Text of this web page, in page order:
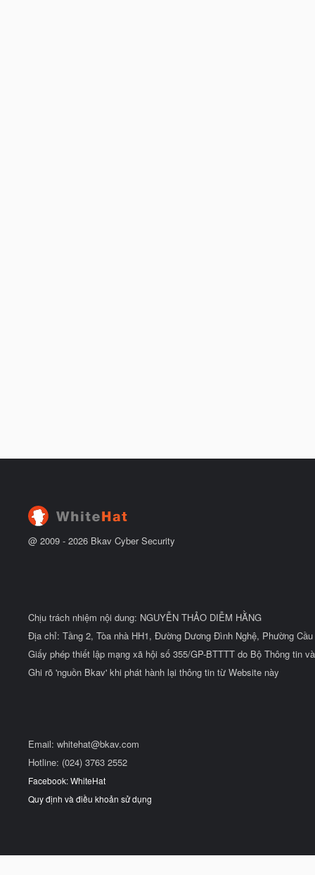
@ 2009 - 2026 Bkav Cyber Security
Chịu trách nhiệm nội dung: NGUYỄN THẢO DIỄM HẰNG
Địa chỉ: Tầng 2, Tòa nhà HH1, Đường Dương Đình Nghệ, Phường
Giấy phép thiết lập mạng xã hội số 355/GP-BTTTT do Bộ Thông tin
Ghi rõ 'nguồn Bkav' khi phát hành lại thông tin từ Website này
Email: whitehat@bkav.com
Hotline: (024) 3763 2552
Facebook: WhiteHat
Quy định và điều khoản sử dụng